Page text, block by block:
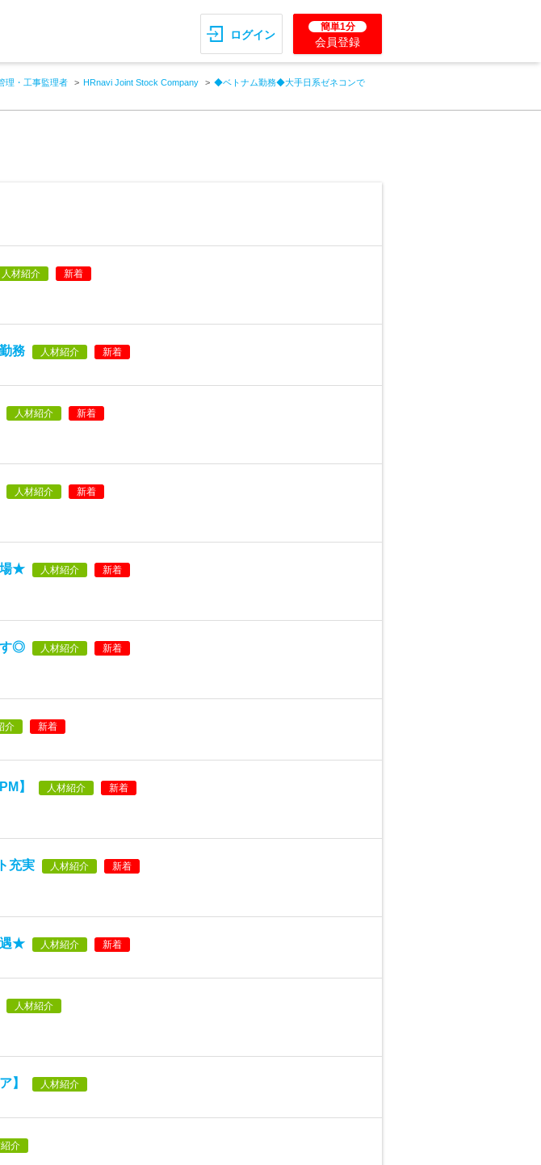
ログイン
簡単1分
会員登録
理・工事監理者 HRnavi Joint Stock Company
◆ベトナム勤務◆大手日系ゼネコンで
人材紹介 新着
務 人材紹介 新着
人材紹介 新着
人材紹介 新着
場★ 人材紹介 新着
す◎ 人材紹介 新着
介 新着
】 人材紹介 新着
充実 人材紹介 新着
遇★ 人材紹介 新着
人材紹介
】 人材紹介
介